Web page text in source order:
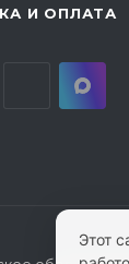
И ОПЛАТА
Этот